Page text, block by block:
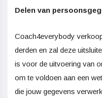
Delen van
Coach4everybody
derden en zal deze
is voor de uitvoering van
om te voldoen aan een
die jouw gegevens